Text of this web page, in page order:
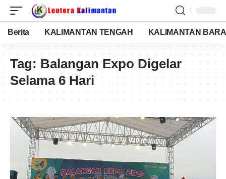
Berita KALIMANTAN TENGAH KALIMANTAN
Tag: Balangan Expo Digelar
Selama 6 Hari